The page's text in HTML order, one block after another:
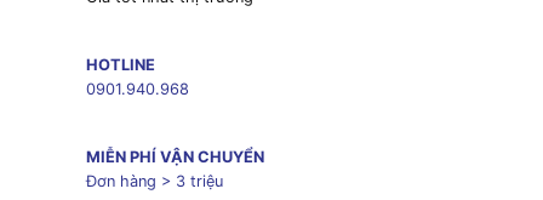
HOTLINE
0901.940.968
MIỄN PHÍ VẬN CHUYỂN
Đơn hàng > 3 triệu